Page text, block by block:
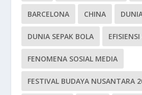
BARCELONA CHINA
DUNIA SEPAK BOLA
FENOMENA SOSIAL MEDIA
FESTIVAL BUDAYA NUSANTARA